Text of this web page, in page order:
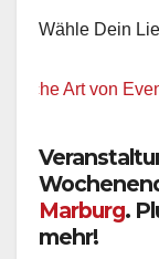
Wähle Dein
von Event
Marburg.
mehr!